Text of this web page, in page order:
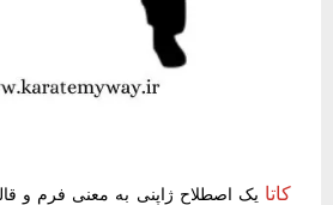
کاتا یک اصطلاح ژاپنی به معنی فرم و